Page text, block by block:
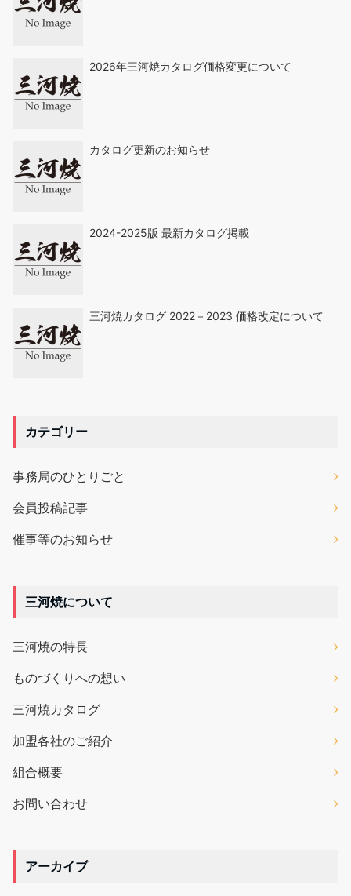
2026年三河焼カタログ価格変更について
カタログ更新のお知らせ
2024-2025版 最新カタログ掲載
三河焼カタログ 2022－2023 価格改定について
カテゴリー
事務局のひとりごと
会員投稿記事
催事等のお知らせ
三河焼について
三河焼の特長
ものづくりへの想い
三河焼カタログ
加盟各社のご紹介
組合概要
お問い合わせ
アーカイブ